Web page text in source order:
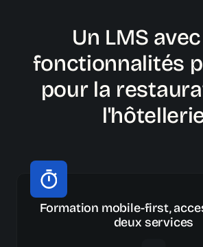
Un LMS
fonctionnalités
pour la
Formation mobile-first,
deux services